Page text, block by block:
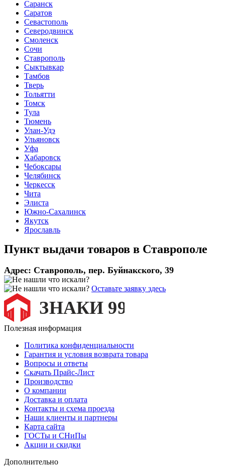
Саранск
Саратов
Севастополь
Северодвинск
Смоленск
Сочи
Ставрополь
Сыктывкар
Тамбов
Тверь
Тольятти
Томск
Тула
Тюмень
Улан-Удэ
Ульяновск
Уфа
Хабаровск
Чебоксары
Челябинск
Черкесск
Чита
Элиста
Южно-Сахалинск
Якутск
Ярославль
Пункт выдачи товаров в Ставрополе
Адрес: Ставрополь, пер. Буйнакского, 39
Оставьте заявку здесь
Полезная информация
Политика конфиденциальности
Гарантия и условия возврата товара
Вопросы и ответы
Скачать Прайс-Лист
Производство
О компании
Доставка и оплата
Контакты и схема проезда
Наши клиенты и партнеры
Карта сайта
ГОСТы и СНиПы
Акции и скидки
Дополнительно